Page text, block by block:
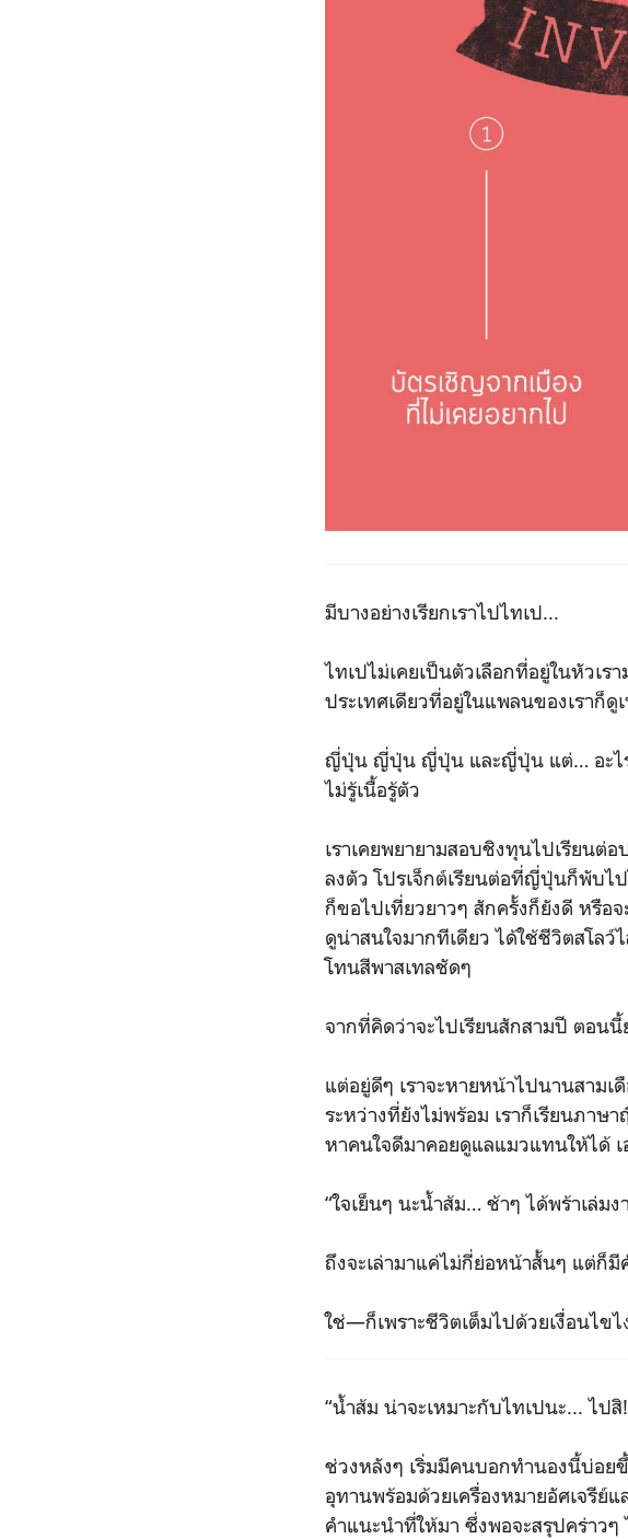
มีบางอย่างเรียกเราไปไทเป...
ไทเปไม่เคยเป็นตัวเลือกที่อยู่ในหัวเ
ประเทศเดียวที่อยู่ในแพลนของเราก็
ญี่ปุ่น ญี่ปุ่น ญี่ปุ่น และญี่ปุ่น แต่… อะไร
ไม่รู้เนื้อรู้ตัว
เราเคยพยายามสอบชิงทุนไปเรียน
ลงตัว โปรเจ็กต์เรียนต่อที่ญี่ปุ่นก็พับไ
ก็ขอไปเที่ยวยาวๆ สักครั้งก็ยังดี หรือจ
ดูน่าสนใจมากทีเดียว ได้ใช้ชีวิตสโล
โทนสีพาสเทลชัดๆ
จากที่คิดว่าจะไปเรียนสักสามปี ตอน
แต่อยู่ดีๆ เราจะหายหน้าไปนานสามเ
ระหว่างที่ยังไม่พร้อม เราก็เรียนภา
หาคนใจดีมาคอยดูแลแมวแทนให้ได้
“ใจเย็นๆ นะน้ำส้ม… ช้าๆ ได้พร้าเล่มง
ถึงจะเล่ามาแค่ไม่กี่ย่อหน้าสั้นๆ แต่ก็มี
ใช่—ก็เพราะชีวิตเต็มไปด้วยเงื่อนไขไ
“น้ำส้ม น่าจะเหมาะกับไทเปนะ... ไปสิ
ช่วงหลังๆ เริ่มมีคนบอกทำนองนี้บ่อย
อุทานพร้อมด้วยเครื่องหมายอัศเจรีย์
คำแนะนำที่ให้มา ซึ่งพอจะสรุปคร่าวๆ